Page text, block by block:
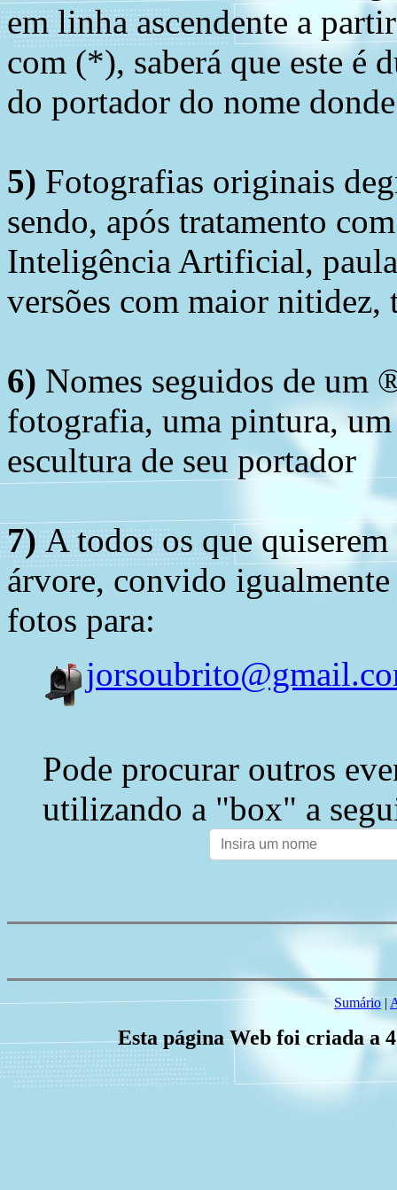
em linha ascendente a
com (*), saberá que este é
do portador do nome
5) Fotografias originais
sendo, após tratamento
Inteligência Artificial,
versões com maior nitidez,
6) Nomes seguidos de um
fotografia, uma pintura,
escultura de seu portador
7) A todos os que
árvore, convido
fotos para:
Pode procurar outros
utilizando a "box" a
Sumário|
Esta página Web foi criada a